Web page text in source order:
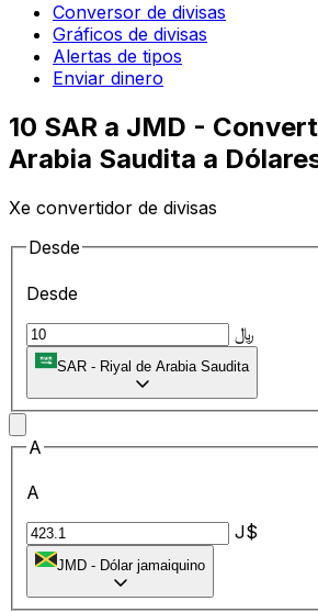
Conversor de divisas
Gráficos de divisas
Alertas de tipos
Enviar dinero
10 SAR a JMD -
Arabia Saudita a
Xe convertidor de divisas
Desde
Desde
﷼
SAR - Riyal de Arabia Saudita
A
A
J$
JMD - Dólar jamaiquino